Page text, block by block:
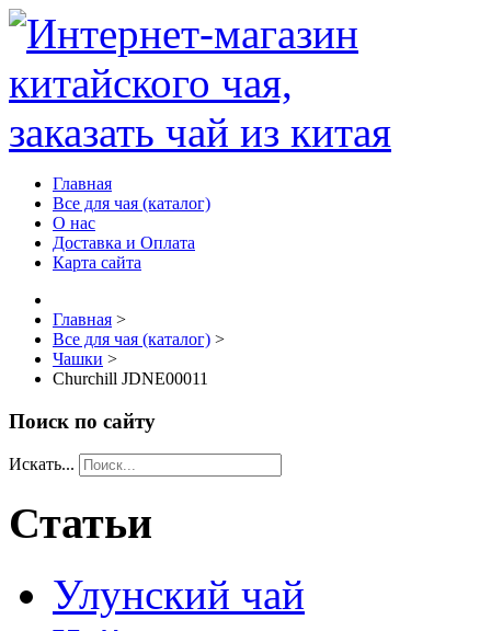
Главная
Все для чая (каталог)
О нас
Доставка и Оплата
Карта сайта
Главная >
Все для чая (каталог) >
Чашки >
Churchill JDNE00011
Поиск по сайту
Искать...
Статьи
Улунский чай